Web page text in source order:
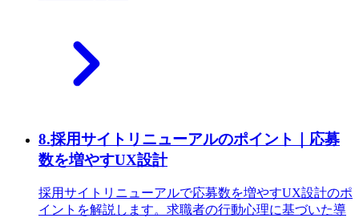
8.採用サイトリニューアルのポイント｜応募
数を増やすUX設計
採用サイトリニューアルで応募数を増やすUX設計のポ
イントを解説します。求職者の行動心理に基づいた導